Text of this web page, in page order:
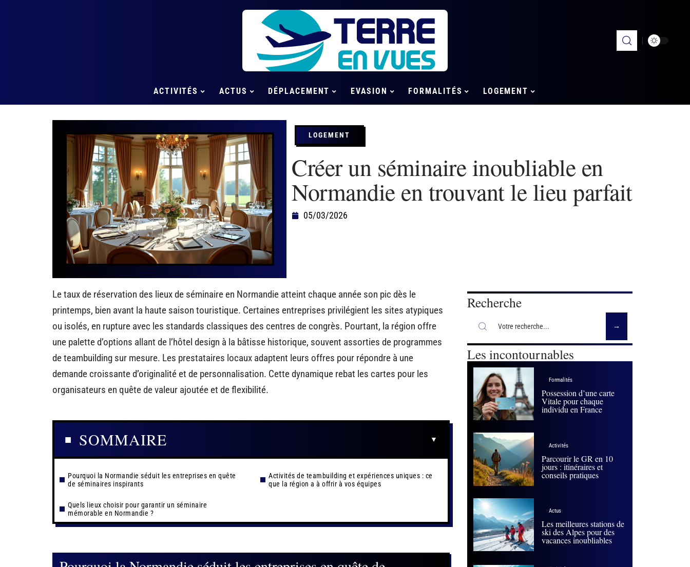
ACTIVITÉS ACTUS DÉPLACEMENT EVASION FORMALITÉS LOGEMENT
LOGEMENT
Créer un séminaire inoubliable en
Normandie en trouvant le lieu parfait
05/03/2026
Le taux de réservation des lieux de séminaire en Normandie atteint chaque année son pic dès le
printemps, bien avant la haute saison touristique. Certaines entreprises privilégient les sites atypiques
ou isolés, en rupture avec les standards classiques des centres de congrès. Pourtant, la région offre
une palette d’options allant de l’hôtel design à la bâtisse historique, souvent assorties de programmes
de teambuilding sur mesure. Les prestataires locaux adaptent leurs offres pour répondre à une
demande croissante d’originalité et de personnalisation. Cette dynamique rebat les cartes pour les
organisateurs en quête de valeur ajoutée et de flexibilité.
SOMMAIRE
Pourquoi la Normandie séduit les entreprises en quête
de séminaires inspirants
Quels lieux choisir pour garantir un séminaire
mémorable en Normandie ?
Activités de teambuilding et expériences uniques : ce
que la région a à offrir à vos équipes
Recherche
Les incontournables
Formalités
Possession d’une carte
Vitale pour chaque
individu en France
Activités
Parcourir le GR en 10
jours : itinéraires et
conseils pratiques
Actus
Les meilleures stations de
ski des Alpes pour des
vacances inoubliables